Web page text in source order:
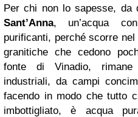
Per chi non lo sapesse, da
Sant’Anna, un’acqua
purificanti, perché scorre
granitiche che cedono
fonte di Vinadio, rimane
industriali, da campi
facendo in modo che tutto
imbottigliato, è acqua